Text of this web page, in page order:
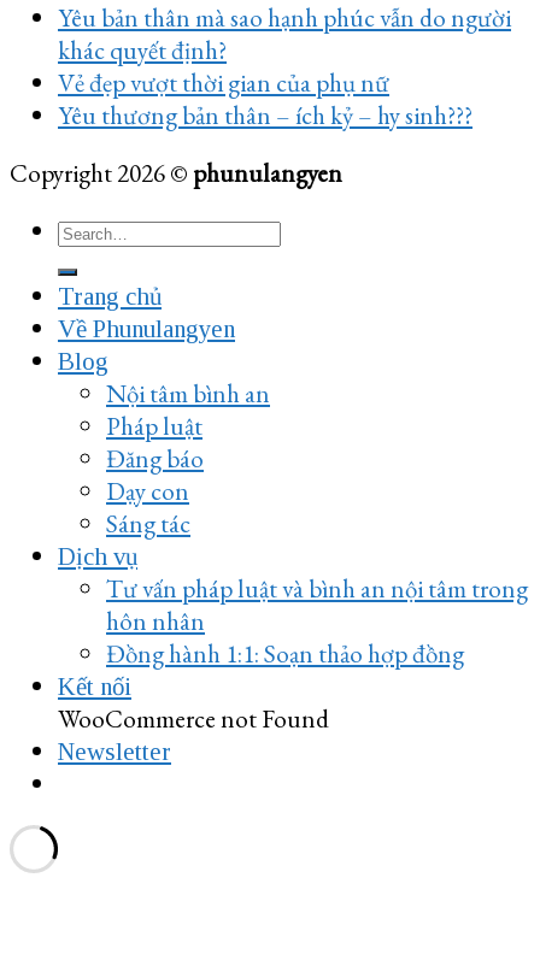
Yêu bản thân mà sao hạnh phúc vẫn do người
khác quyết định?
Vẻ đẹp vượt thời gian của phụ nữ
Yêu thương bản thân – ích kỷ – hy sinh???
Copyright 2026 © phunulangyen
Trang chủ
Về Phunulangyen
Blog
Nội tâm bình an
Pháp luật
Đăng báo
Dạy con
Sáng tác
Dịch vụ
Tư vấn pháp luật và bình an nội tâm trong
hôn nhân
Đồng hành 1:1: Soạn thảo hợp đồng
Kết nối
WooCommerce not Found
Newsletter